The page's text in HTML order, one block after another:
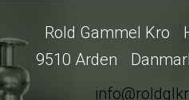
Rold Gammel Kro
9510 Arden